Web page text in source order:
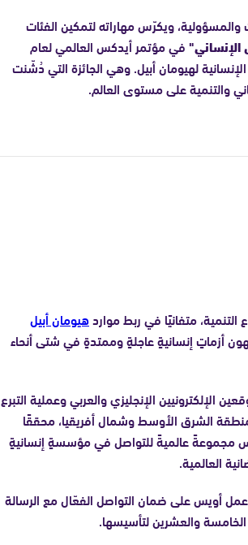
والمسؤولية، ويكرّس مهاراته لتمكين الفئات
الإنساني"في مؤتمر أيدكس العالمي لعام
لهيومان أبيل. وهي الجائزة التي دُشّنت
والتنمية على مستوى العالم.
متفانيًا في ربط مواردهيومان أبيل
أزماتٍ إنسانيةٍ عاجلةٍ وممتدةٍ في شتى أنحاء
الإلكترونيين الإنجليزي والعربي وعملية التبرع
منطقة الشرق الأوسط وشمال أفريقيا، محققًا
مجموعةً عالميةً للتواصل في مؤسسةٍ إنسانيةٍ
العالمية.
أويس على ضمان التواصل الفعّال مع الرسالة
والعشرين لتأسيسها.